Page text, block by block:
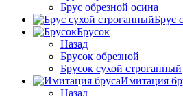
Брус обрезной осина
Брус
Брусок
Назад
Брусок обрезной
Брусок сухой строганный
Имитация
Назад